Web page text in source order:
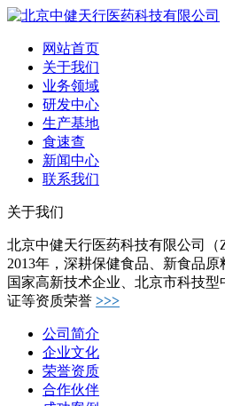
网站首页
关于我们
业务领域
研发中心
生产基地
食速查
新闻中心
联系我们
关于我们
北京中健天行医药科技有限公司
2013年，深耕保健食品、新食品
国家高新技术企业、北京市科技型
证等资质荣誉 >>>
公司简介
企业文化
荣誉资质
合作伙伴